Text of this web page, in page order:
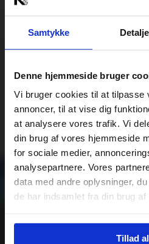
Samtykke
Denne hjemmeside bruger
Vi bruger cookies til at tilpasse
annoncer, til at vise dig
at analysere vores trafik. Vi
din brug af vores hjemmeside
for sociale medier,
analysepartnere. Vores
data med andre oplysninger,
de har indsamlet fra din brug af
Tillad